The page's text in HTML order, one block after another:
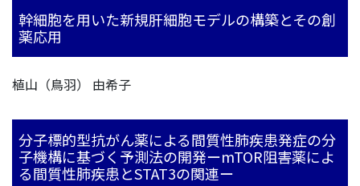
幹細胞を用いた新規肝細胞モデルの構築とその創
薬応用
植山（鳥羽） 由希子
分子標的型抗がん薬による間質性肺疾患発症の分
子機構に基づく予測法の開発ーmTOR阻害薬によ
る間質性肺疾患とSTAT3の関連ー